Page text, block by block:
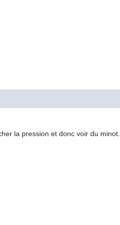
la pression et donc voir du minot.